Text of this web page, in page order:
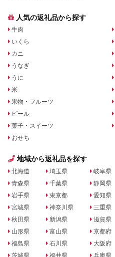
人気の返礼品から探す
牛肉
いくら
カニ
うなぎ
うに
米
果物・フルーツ
ビール
菓子・スイーツ
おせち
地域から返礼品を探す
北海道
青森県
岩手県
宮城県
秋田県
山形県
福島県
茨城県
埼玉県
千葉県
東京都
神奈川県
新潟県
富山県
石川県
福井県
岐阜県
静岡県
愛知県
三重県
滋賀県
京都府
大阪府
兵庫県